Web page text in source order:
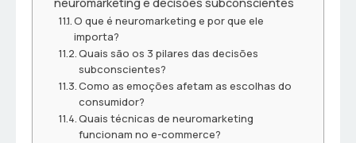
O que é neuromarketing e por que ele
importa?
Quais são os 3 pilares das decisões
subconscientes?
Como as emoções afetam as escolhas do
consumidor?
Quais técnicas de neuromarketing
funcionam no e-commerce?